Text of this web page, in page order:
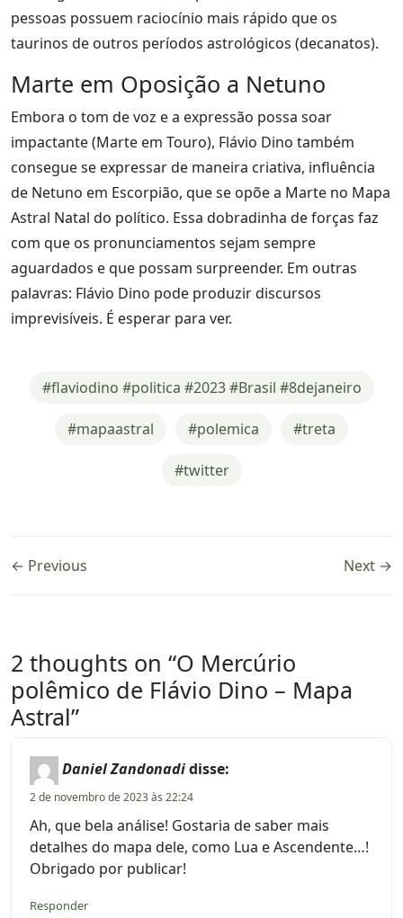
pessoas possuem raciocínio mais rápido que os
taurinos de outros períodos astrológicos (decanatos).
Marte em Oposição a Netuno
Embora o tom de voz e a expressão possa soar
impactante (Marte em Touro), Flávio Dino também
consegue se expressar de maneira criativa, influência
de Netuno em Escorpião, que se opõe a Marte no Mapa
Astral Natal do político. Essa dobradinha de forças faz
com que os pronunciamentos sejam sempre
aguardados e que possam surpreender. Em outras
palavras: Flávio Dino pode produzir discursos
imprevisíveis. É esperar para ver.
#flaviodino #politica #2023 #Brasil #8dejaneiro
#mapaastral #polemica #treta
#twitter
← Previous Next →
2 thoughts on “O Mercúrio
polêmico de Flávio Dino – Mapa
Astral”
Daniel Zandonadidisse:
2 de novembro de 2023 às 22:24
Ah, que bela análise! Gostaria de saber mais
detalhes do mapa dele, como Lua e Ascendente…!
Obrigado por publicar!
Responder